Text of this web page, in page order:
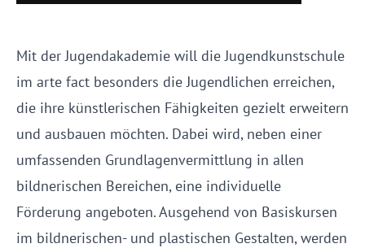
Mit der Jugendakademie will die Jugendkunstschule
im arte fact besonders die Jugendlichen erreichen,
die ihre künstlerischen Fähigkeiten gezielt erweitern
und ausbauen möchten. Dabei wird, neben einer
umfassenden Grundlagenvermittlung in allen
bildnerischen Bereichen, eine individuelle
Förderung angeboten. Ausgehend von Basiskursen
im bildnerischen- und plastischen Gestalten, werden